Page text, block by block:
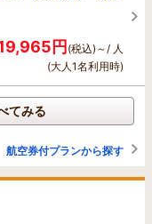
円(税込)～/ 人
(大人1名利用時)
てみる
航空券付プランから探す